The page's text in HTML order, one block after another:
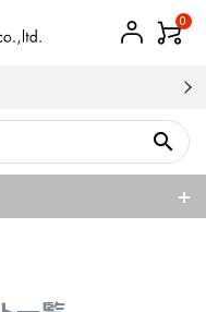
0
search